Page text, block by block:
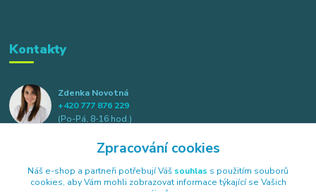
Kontakty
Zdenka Novotná
+420 777 876 229
(Po-Pá, 8-16 hod.)
Zpracování cookies
Náš e-shop a partneři potřebují Váš souhlas s použitím souborů
cookies, aby Vám mohli zobrazovat informace týkající se Vašich